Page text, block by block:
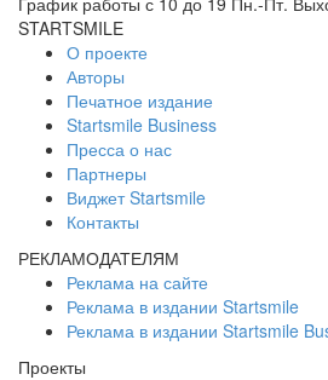
STARTSMILE
О проекте
Авторы
Печатное издание
Startsmile Business
Пресса о нас
Партнеры
Виджет Startsmile
Контакты
РЕКЛАМОДАТЕЛЯМ
Реклама на сайте
Реклама в издании Startsmile
Реклама в издании Startsmile
Проекты